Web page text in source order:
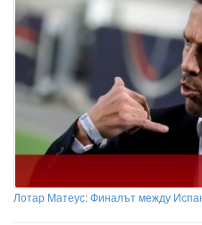
Лотар Матеус: Финалът между